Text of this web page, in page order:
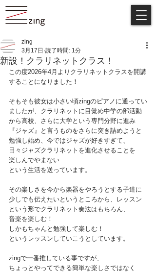
新設！クラリネットクラス！
zing
3月17日 読了時間: 1分
この度2026年4月よりクラリネットクラスを開講
することになりました！
そもそも彼女は小さい頃zingのピアノに通ってい
ましたが、クラリネットに目覚め中学の部活動
から高校、さらに大学という専門分野に進み
『ジャズ』と言うものをさらに突き詰めようと
勉強し始め、今ではジャズが好きすぎて、
日々ジャズクラリネットを進化させることを
楽しんでやまない
という生活を送っています。
その楽しさを今から楽器をやろうとする子達に
少しでも伝えたいというところから、レッスン
という形でクラリネット奏法はもちろん、
音楽を楽しむ！
しかもちゃんと勉強して楽しむ！
というレッスンしていこうとしています。
zingで一番推している事ですが、
ちょっとやってできる簡単な楽しさではなく